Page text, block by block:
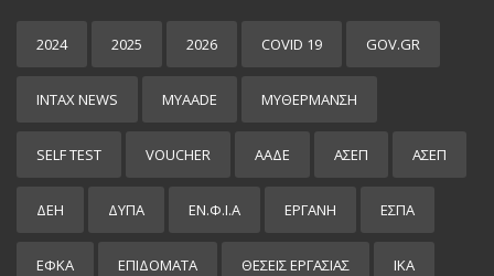
2024 2025 2026 COVID 19 GOV.GR
INTAX NEWS MYAADE MYΘΈΡΜΑΝΣΗ
SELF TEST VOUCHER ΑΑΔΕ ΑΣΕΠ ΑΣΕΠ
ΔΕΗ ΔΥΠΑ ΕΝ.Φ.Ι.Α ΕΡΓΑΝΗ ΕΣΠΑ
ΕΦΚΑ ΕΠΙΔΌΜΑΤΑ ΘΕΣΕΙΣ ΕΡΓΑΣΙΑΣ ΙΚΑ